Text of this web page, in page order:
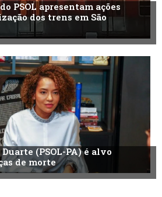
PSOL apresentam ações
dos trens em São
(PSOL-PA) é alvo
de morte